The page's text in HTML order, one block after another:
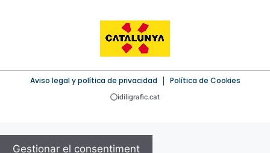
Aviso legal y política de privacidad Política de Cookies
idiligrafic.cat
Gestionar el consentiment